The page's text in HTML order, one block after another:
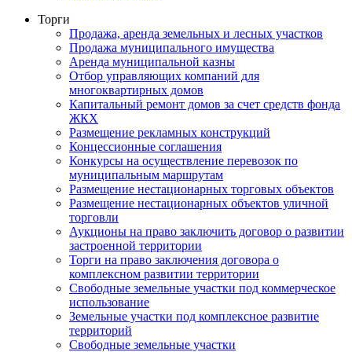
Торги
Продажа, аренда земельных и лесных участков
Продажа муниципального имущества
Аренда муниципальной казны
Отбор управляющих компаний для
многоквартирных домов
Капитальный ремонт домов за счет средств фонда
ЖКХ
Размещение рекламных конструкций
Концессионные соглашения
Конкурсы на осуществление перевозок по
муниципальным маршрутам
Размещение нестационарных торговых объектов
Размещение нестационарных объектов уличной
торговли
Аукционы на право заключить договор о развитии
застроенной территории
Торги на право заключения договора о
комплексном развитии территории
Свободные земельные участки под коммерческое
использование
Земельные участки под комплексное развитие
территорий
Свободные земельные участки